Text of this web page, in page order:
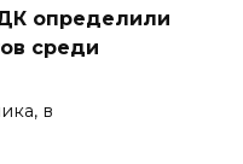
определили
среди
в